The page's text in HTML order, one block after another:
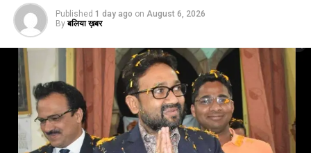
Published 1 day ago on August 6, 2026
By बलिया ख़बर